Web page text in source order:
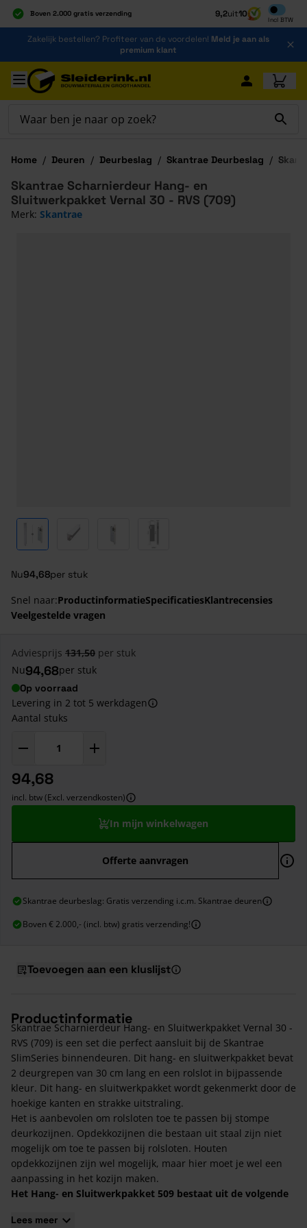
Boven 2.000 gratis verzending
Al 40 jaar dé specialist
Alles onder één dak
9,2uit10
Incl BTW
Inclusief
Ga naar de inhoud
Zakelijk bestellen? Profiteer van de voordelen! Meld je aan als
premium klant
Ga naar hoofdinhoud
Home / Deuren / Deurbeslag / Skantrae Deurbeslag /
View larger imageView larger image
View larger imageView larger image
Nu94,68per stuk
Skantrae Scharnierdeur Hang- en
Sluitwerkpakket Vernal 30 - RVS (709)
Merk: Skantrae
Snel naar:ProductinformatieSpecificatiesKlantrecensies
Veelgestelde vragen
Adviesprijs 131,50 per stuk
Nu94,68per stuk
Op voorraad
Levering in 2 tot 5 werkdagen
Aantal stuks
94,68
incl. btw (Excl. verzendkosten)
In mijn winkelwagen
Offerte aanvragen
Skantrae deurbeslag: Gratis verzending i.c.m. Skantrae deuren
Boven € 2.000,- (incl. btw) gratis verzending!
Toevoegen aan een kluslijst
Productinformatie
Skantrae Scharnierdeur Hang- en Sluitwerkpakket Vernal 30 -
RVS (709) is een set die perfect aansluit bij de Skantrae
SlimSeries binnendeuren. Dit hang- en sluitwerkpakket bevat
2 deurgrepen van 30 cm lang en een rolslot in bijpassende
kleur. Dit hang- en sluitwerkpakket wordt gekenmerkt door de
hoekige kanten en strakke uitstraling.
Het is aanbevolen om rolsloten toe te passen bij stompe
deurkozijnen. Opdekkozijnen die bestaan uit staal zijn niet
mogelijk om toe te passen bij rolsloten. Houten
opdekkozijnen zijn wel mogelijk, maar hier moet je wel een
aanpassing in het kozijn maken.
Het Hang- en Sluitwerkpakket 509 bestaat uit de volgende
Twee RVS deurgrepen Vernal 30;
Lees meer